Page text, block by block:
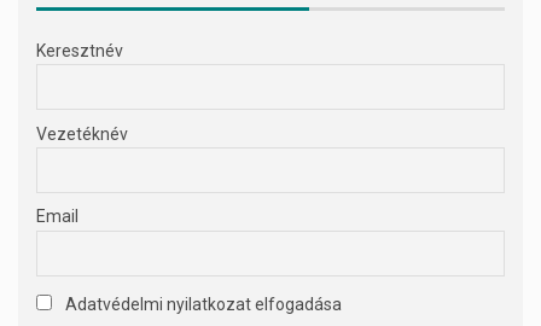
Keresztnév
Vezetéknév
Email
Adatvédelmi nyilatkozat elfogadása